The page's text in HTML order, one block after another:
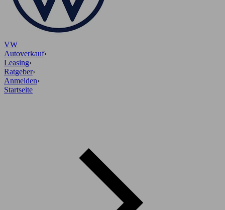
VW
Autoverkauf›
Leasing›
Ratgeber›
Anmelden›
Startseite